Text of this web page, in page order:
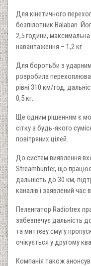
Для кінетичного
безпілотник Balaban.
2,5 години,
навантаження – 1,2 кг.
Для боротьби з
розробила
рівні 310 км/год,
0,5 кг.
Ще одним рішенням є
сітку з будь-якого
повітряних цілей.
До систем виявлення
Streamhunter, що працює
дальність до 30 км,
каналів і заявлений
Пеленгатор Radiotrex
забезпечує дальність
та миттєву смугу
очікується у другому
Компанія також